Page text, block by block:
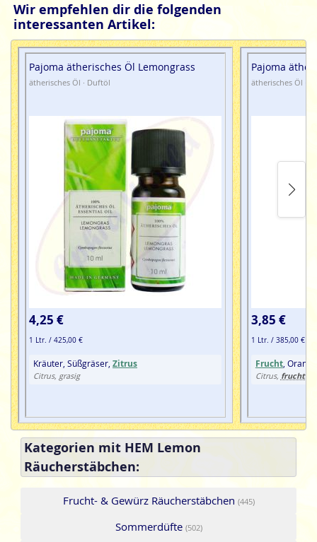
Wir empfehlen dir die folgenden
interessanten Artikel:
Pajoma ätherisches Öl Lemongrass
ätherisches Öl · Duftöl
4,25 €
1 Ltr. / 425,00 €
Kräuter, Süßgräser, Zitrus
Citrus, grasig
Pajoma
ätherisches Öl ·
3,85 €
1 Ltr. / 385,00 €
Frucht,
Citrus, fruchtig
Kategorien mit HEM Lemon
Räucherstäbchen:
Frucht- & Gewürz Räucherstäbchen (445)
Sommerdüfte (502)